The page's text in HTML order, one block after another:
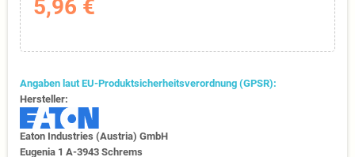
5,96 €
Angaben laut EU-Produktsicherheitsverordnung (GPSR):
Hersteller:
Eaton Industries (Austria) GmbH
Eugenia 1​ A-3943 Schrems